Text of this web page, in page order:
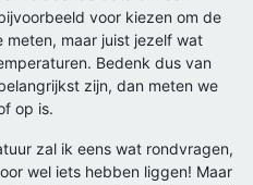
voor kiezen om de
maar juist jezelf wat
Bedenk dus van
zijn, dan meten we
op is.
zal ik eens wat rondvragen,
wel iets hebben liggen! Maar